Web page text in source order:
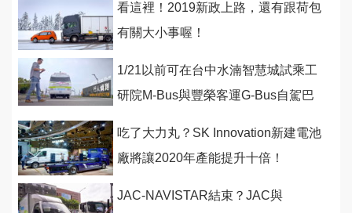
看這裡！2019新政上路，還有跟荷包
有關大小事喔！
1/21以前可在台中水湳智慧城試乘工
研院M-Bus與豐榮客運G-Bus自駕巴
吃了大力丸？SK Innovation新建電池
廠將讓2020年產能提升十倍！
JAC-NAVISTAR結束？JAC與